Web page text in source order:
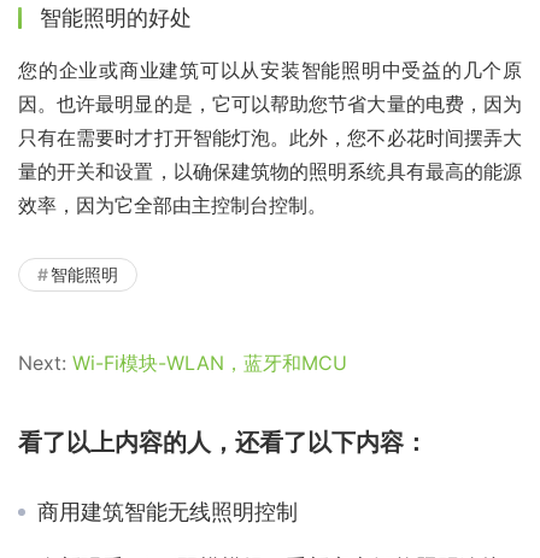
智能照明的好处
您的企业或商业建筑可以从安装智能照明中受益的几个原
因。也许最明显的是，它可以帮助您节省大量的电费，因为
只有在需要时才打开智能灯泡。此外，您不必花时间摆弄大
量的开关和设置，以确保建筑物的照明系统具有最高的能源
效率，因为它全部由主控制台控制。
智能照明
Next: Wi-Fi模块-WLAN，蓝牙和MCU
看了以上内容的人，还看了以下内容：
商用建筑智能无线照明控制